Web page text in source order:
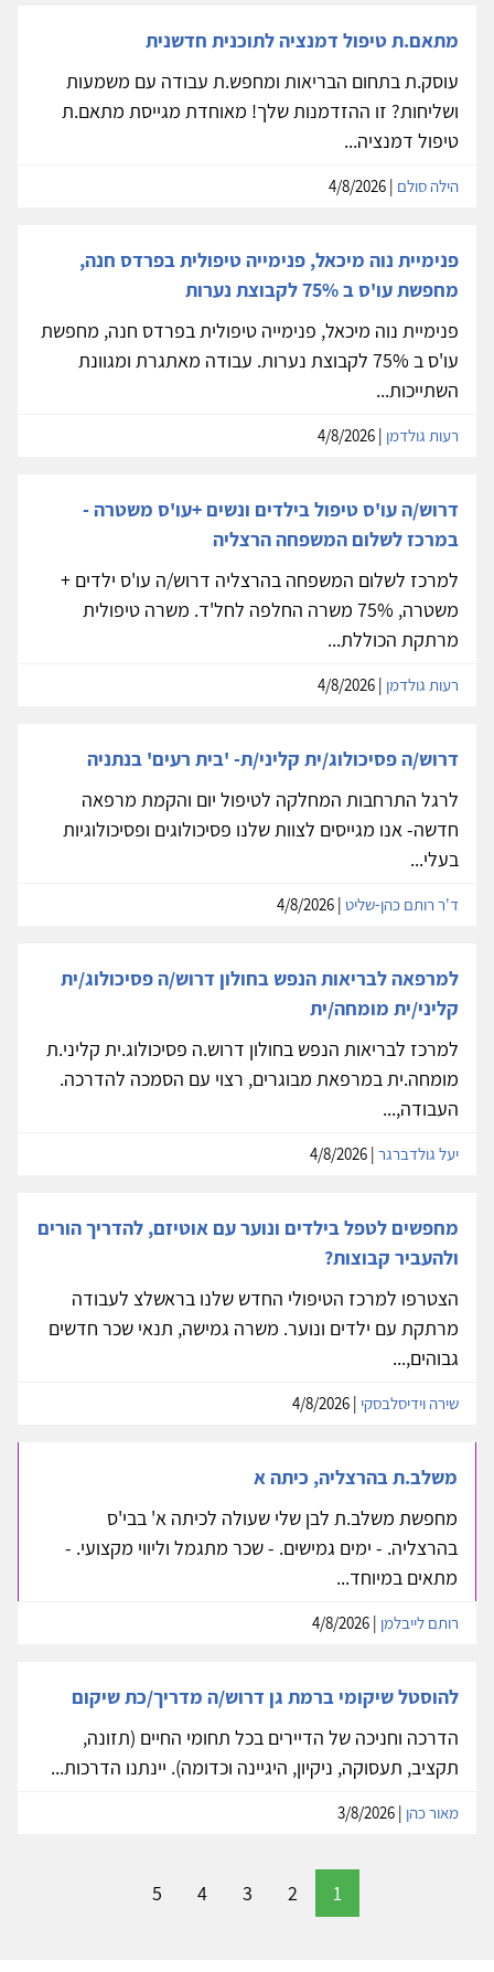
מתאם.ת טיפול דמנציה לתוכנית חדשנית
עוסק.ת בתחום הבריאות ומחפש.ת עבודה עם משמעות
ושליחות? זו ההזדמנות שלך! מאוחדת מגייסת מתאם.ת
טיפול דמנציה...
הילה סולם
פנימיית נוה מיכאל, פנימייה טיפולית בפרדס חנה,
מחפשת עו'ס ב 75% לקבוצת נערות
פנימיית נוה מיכאל, פנימייה טיפולית בפרדס חנה, מחפשת
עו'ס ב 75% לקבוצת נערות. עבודה מאתגרת ומגוונת
השתייכות...
רעות גולדמן
דרוש/ה עו'ס טיפול בילדים ונשים +עו'ס משטרה -
במרכז לשלום המשפחה הרצליה
למרכז לשלום המשפחה בהרצליה דרוש/ה עו'ס ילדים +
משטרה, 75% משרה החלפה לחל'ד. משרה טיפולית
מרתקת הכוללת...
רעות גולדמן
דרוש/ה פסיכולוג/ית קליני/ת- 'בית רעים' בנתניה
לרגל התרחבות המחלקה לטיפול יום והקמת מרפאה
חדשה- אנו מגייסים לצוות שלנו פסיכולוגים ופסיכולוגיות
בעלי...
ד'ר רותם כהן-שליט
למרפאה לבריאות הנפש בחולון דרוש/ה פסיכולוג/ית
קליני/ית מומחה/ית
למרכז לבריאות הנפש בחולון דרוש.ה פסיכולוג.ית קליני.ת
מומחה.ית במרפאת מבוגרים, רצוי עם הסמכה להדרכה.
העבודה,...
יעל גולדברגר
מחפשים לטפל בילדים ונוער עם אוטיזם, להדריך הורים
ולהעביר קבוצות?
הצטרפו למרכז הטיפולי החדש שלנו בראשלצ לעבודה
מרתקת עם ילדים ונוער. משרה גמישה, תנאי שכר חדשים
גבוהים,...
שירה וידיסלבסקי
משלב.ת בהרצליה, כיתה א
מחפשת משלב.ת לבן שלי שעולה לכיתה א' בבי'ס
בהרצליה. - ימים גמישים. - שכר מתגמל וליווי מקצועי. -
מתאים במיוחד...
רותם לייבלמן
להוסטל שיקומי ברמת גן דרוש/ה מדריך/כת שיקום
הדרכה וחניכה של הדיירים בכל תחומי החיים (תזונה,
תקציב, תעסוקה, ניקיון, היגיינה וכדומה). יינתנו הדרכות...
מאור כהן
1
2
3
4
5